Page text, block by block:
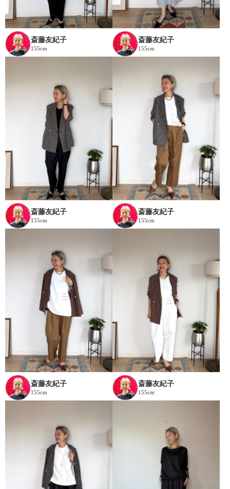
斎藤友紀子
155cm
斎藤友紀子
155cm
斎藤友紀子
155cm
斎藤友紀子
155cm
斎藤友紀子
155cm
斎藤友紀子
155cm